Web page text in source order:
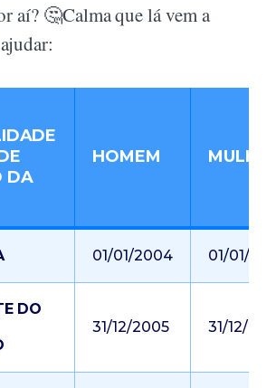
aí? 🤔Calma que lá vem a
DA
HOMEM
01/01/2004 01/01/
DO
31/12/2005 31/12/